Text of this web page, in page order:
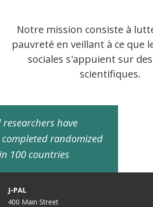
Notre mission consiste à
pauvreté en veillant à ce que
sociales s'appuient sur
scientifiques.
researchers have
randomized
100 countries
J-PAL
400 Main Street